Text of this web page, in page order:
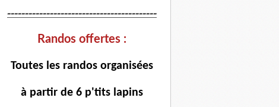
------------------------------------------
Randos offertes :
Toutes les randos organisées
à partir de 6 p'tits lapins